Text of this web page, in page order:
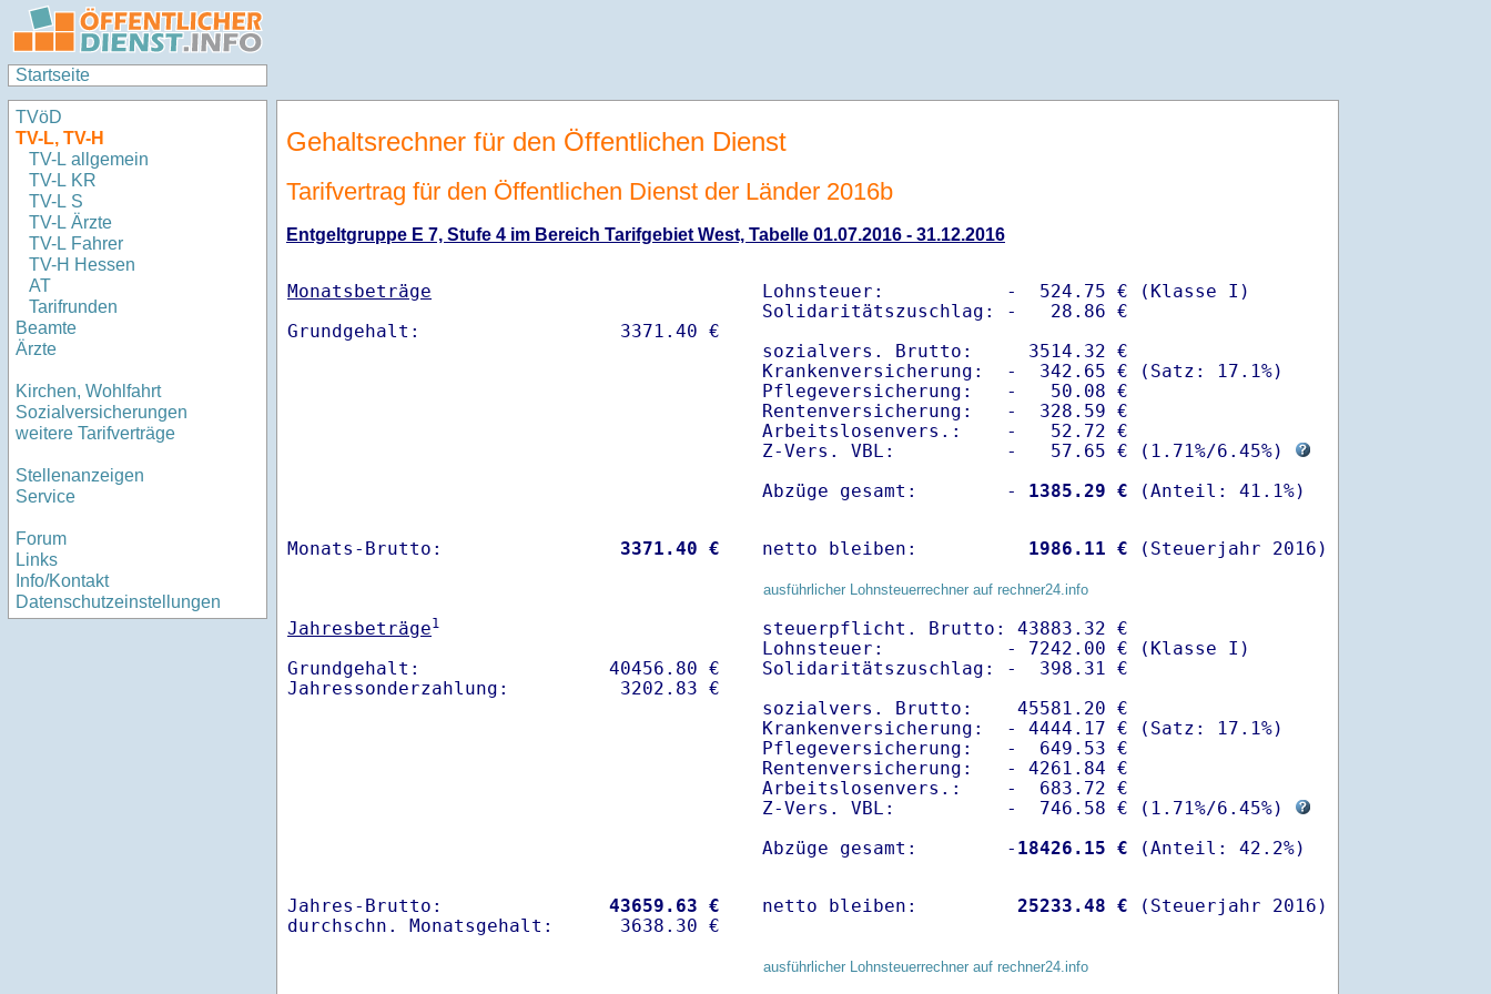
Startseite
TVöD
TV-L, TV-H
TV-L allgemein
TV-L KR
TV-L S
TV-L Ärzte
TV-L Fahrer
TV-H Hessen
AT
Tarifrunden
Beamte
Ärzte
Kirchen, Wohlfahrt
Sozialversicherungen
weitere Tarifverträge
Stellenanzeigen
Service
Forum
Links
Info/Kontakt
Datenschutzeinstellungen
Gehaltsrechner für den Öffentlichen Dienst
Tarifvertrag für den Öffentlichen Dienst der Länder 2016b
Entgeltgruppe E 7, Stufe 4 im Bereich Tarifgebiet West, Tabelle 01.07.2016 - 31.12.2016
Monatsbeträge
Lohnsteuer:           -  524.75 € (Klasse I)
Solidaritätszuschlag: -   28.86 €
sozialvers. Brutto:     3514.32 €
Krankenversicherung:  -  342.65 € (Satz: 17.1%)
Pflegeversicherung:   -   50.08 €
Rentenversicherung:   -  328.59 €
Arbeitslosenvers.:    -   52.72 €
Z-Vers. VBL:          -   57.65 € ( 1.71%/6.45%)
Abzüge gesamt:        -
1385.29 €
Monats-Brutto: 3371.40 € netto bleiben: 1986.11 € (Steuerjahr 2016)
ausführlicher Lohnsteuerrechner auf rechner24.info
Jahresbeträge1
Grundgehalt:                 40456.80 €
steuerpflicht. Brutto: 43883.32 €
Lohnsteuer:           - 7242.00 € (Klasse I)
Solidaritätszuschlag: -  398.31 €
sozialvers. Brutto:    45581.20 €
Krankenversicherung:  - 4444.17 € (Satz: 17.1%)
Pflegeversicherung:   -  649.53 €
Rentenversicherung:   - 4261.84 €
Arbeitslosenvers.:    -  683.72 €
Z-Vers. VBL:          -  746.58 € ( 1.71%/6.45%)
Abzüge gesamt:        - 18426.15 €
Jahres-Brutto: 43659.63 €
netto bleiben: 25233.48 € (Steuerjahr 2016)
ausführlicher Lohnsteuerrechner auf rechner24.info